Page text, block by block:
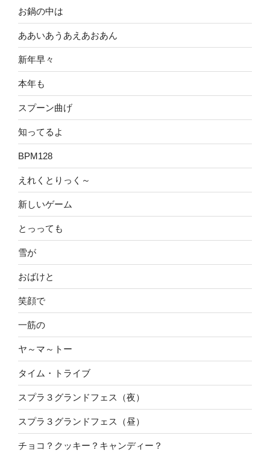
お鍋の中は
ああいあうあえあおあん
新年早々
本年も
スプーン曲げ
知ってるよ
BPM128
えれくとりっく～
新しいゲーム
とっっても
雪が
おばけと
笑顔で
一筋の
ヤ～マ～トー
タイム・トライブ
スプラ３グランドフェス（夜）
スプラ３グランドフェス（昼）
チョコ？クッキー？キャンディー？